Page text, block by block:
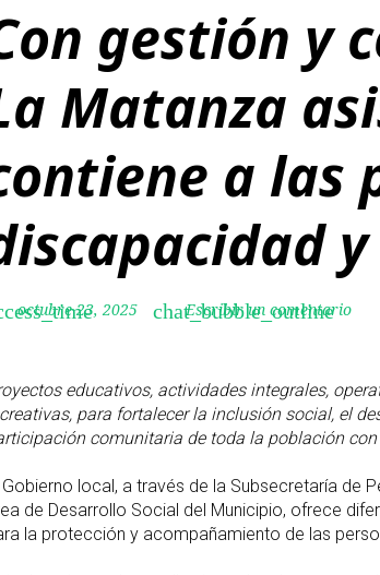
gestión y
Matanza
a las
octubre 23, 2025 chat_bubble_outline
Escribir un comentario
educativos, actividades integrales,
para fortalecer la inclusión social, el
comunitaria de toda la población
Gobierno local, a través de la Subsecretaría de
de Desarrollo Social del Municipio, ofrece
la protección y acompañamiento de las